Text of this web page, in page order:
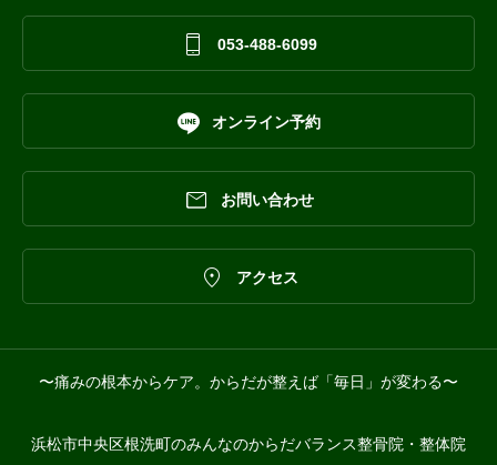
 053-488-6099
 オンライン予約
 お問い合わせ
 アクセス
〜痛みの根本からケア。からだが整えば「毎日」が変わる〜
浜松市中央区根洗町のみんなのからだバランス整骨院・整体院